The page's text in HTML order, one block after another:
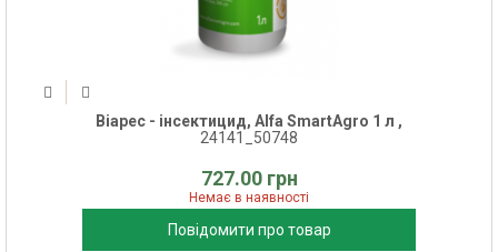
Віарес - інсектицид, Alfa SmartAgro 1 л ,
24141_50748
727.00 грн
Немає в наявності
Повідомити про товар